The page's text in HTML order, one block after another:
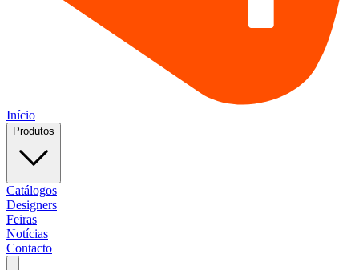
Início
Produtos
Catálogos
Designers
Feiras
Notícias
Contacto